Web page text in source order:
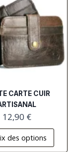
CARTE CUIR
12,90 €
des options